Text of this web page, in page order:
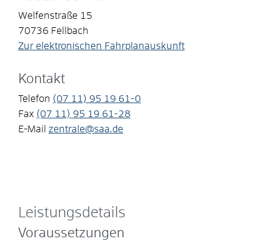
Welfenstraße 15
70736 Fellbach
Zur elektronischen Fahrplanauskunft
Kontakt
Telefon (07 11) 95 19 61-0
Fax (07 11) 95 19 61-28
E-Mail zentrale@saa.de
Leistungsdetails
Voraussetzungen